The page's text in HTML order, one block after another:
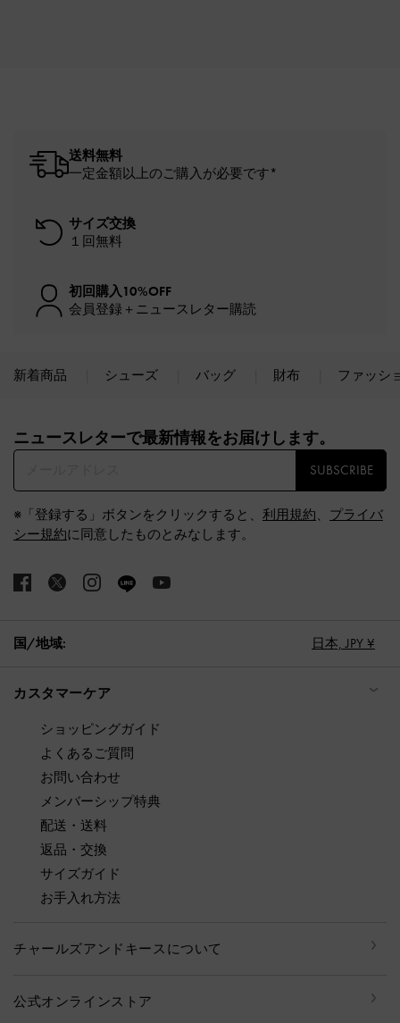
送料無料
一定金額以上のご購入が必要です*
サイズ交換
１回無料
初回購入10%OFF
会員登録＋ニュースレター購読
新着商品 シューズ バッグ 財布 ファッシ
ニュースレターで最新情報をお届けします。​
SUBSCRIBE
※「登録する」ボタンをクリックすると、 利用規約、 プライバ
シー規約に同意したものとみなします。
国/地域: 日本, JPY ¥
カスタマーケア
ショッピングガイド
よくあるご質問
お問い合わせ
メンバーシップ特典
配送・送料
返品・交換
サイズガイド
お手入れ方法
チャールズアンドキースについて
公式オンラインストア